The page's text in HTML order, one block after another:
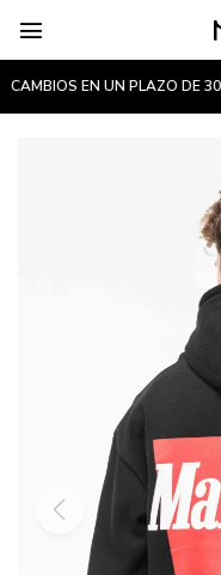

EN UN PLAZO DE 30